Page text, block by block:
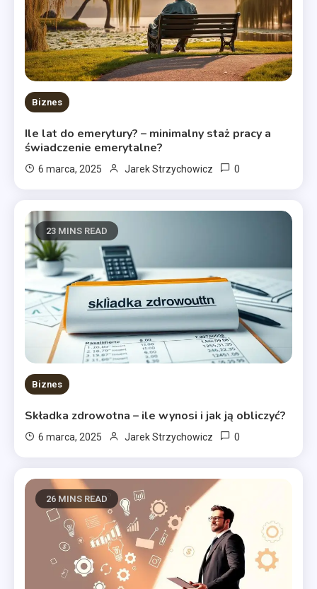
Biznes
Ile lat do emerytury? – minimalny staż pracy a
świadczenie emerytalne?
6 marca, 2025 Jarek Strzychowicz 0
23 MINS READ
Biznes
Składka zdrowotna – ile wynosi i jak ją obliczyć?
6 marca, 2025 Jarek Strzychowicz 0
26 MINS READ